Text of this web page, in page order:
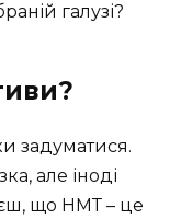
галузі?
задуматися.
але іноді
що НМТ – це